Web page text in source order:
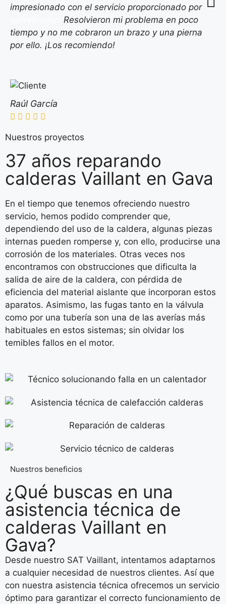
impresionado con el servicio proporcionado por
Resolvieron mi problema en poco
tiempo y no me cobraron un brazo y una pierna
por ello. ¡Los recomiendo!
Raúl García
Nuestros proyectos
37 años reparando
calderas Vaillant en Gava
En el tiempo que tenemos ofreciendo nuestro
servicio, hemos podido comprender que,
dependiendo del uso de la caldera, algunas piezas
internas pueden romperse y, con ello, producirse una
corrosión de los materiales. Otras veces nos
encontramos con obstrucciones que dificulta la
salida de aire de la caldera, con pérdida de
eficiencia del material aislante que incorporan estos
aparatos. Asimismo, las fugas tanto en la válvula
como por una tubería son una de las averías más
habituales en estos sistemas; sin olvidar los
temibles fallos en el motor.
Nuestros beneficios
¿Qué buscas en una
asistencia técnica de
calderas Vaillant en
Gava?
Desde nuestro SAT Vaillant, intentamos adaptarnos
a cualquier necesidad de nuestros clientes. Así que
con nuestra asistencia técnica ofrecemos un servicio
óptimo para garantizar el correcto funcionamiento de